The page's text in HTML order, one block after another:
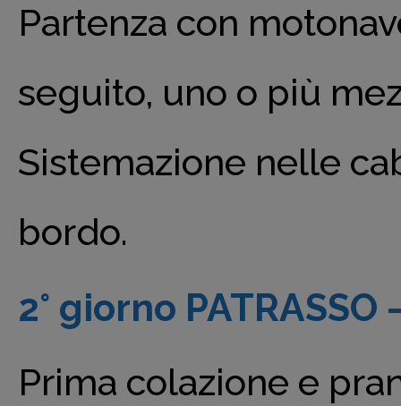
Partenza con
seguito, uno o più
Sistemazione nelle
bordo.
2° giorno PATRASSO
Prima colazione e